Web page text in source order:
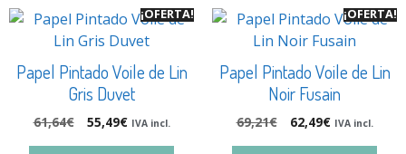
¡OFERTA!
Papel Pintado Voile de Lin
Gris Duvet
61,64€ 55,49€ IVA incl.
¡OFERTA!
Papel Pintado Voile de Lin
Noir Fusain
69,21€ 62,49€ IVA incl.